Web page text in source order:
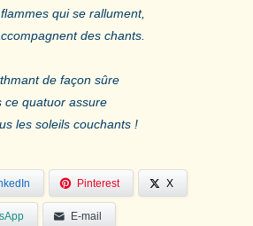
qui se rallument,
des chants.
de façon sûre
ce quatuor assure
les soleils couchants !
Pinterest X
E-mail